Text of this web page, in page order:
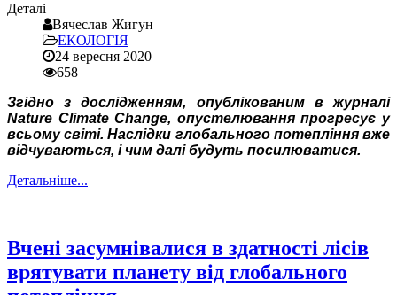
Деталі
Вячеслав Жигун
ЕКОЛОГІЯ
24 вересня 2020
658
Згідно з дослідженням, опублікованим в журналі
Nature Climate Change, опустелювання прогресує у
всьому світі. Наслідки глобального потепління вже
відчуваються, і чим далі будуть посилюватися.
Детальніше...
Вчені засумнівалися в здатності лісів
врятувати планету від глобального